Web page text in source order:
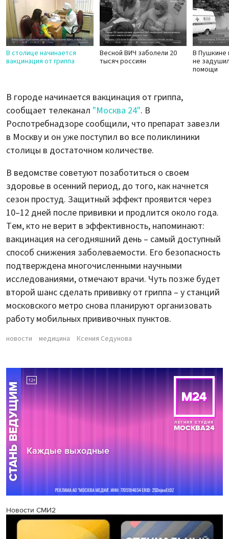
В столице начинается
вакцинация от гриппа
Весной ВИЧ заболели 20
тысяч россиян
В Пушкине
не
помощи
В городе начинается вакцинация от гриппа,
сообщает телеканал "Москва 24". В
Роспотребнадзоре сообщили, что препарат завезли
в Москву и он уже поступил во все поликлиники
столицы в достаточном количестве.
В ведомстве советуют позаботиться о своем
здоровье в осенний период, до того, как начнется
сезон простуд. Защитный эффект проявится через
10–12 дней после прививки и продлится около года.
Тем, кто не верит в эффективность, напоминают:
вакцинация на сегодняшний день – самый доступный
способ снижения заболеваемости. Его безопасность
подтверждена многочисленными научными
исследованиями, отмечают врачи. Чуть позже будет
второй шанс сделать прививку от гриппа – у станций
московского метро снова планируют организовать
работу мобильных прививочных пунктов.
новости медицина Ксения Седунова
Новости СМИ2